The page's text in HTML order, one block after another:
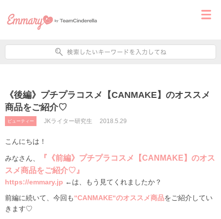
《後編》プチプラコスメ【CANMAKE】のオススメ
商品をご紹介♡
ビューティー JKライター研究生 2018.5.29
こんにちは！
みなさん、
『《前編》プチプラコスメ【CANMAKE】のオス
スメ商品をご紹介♡』
https://emmary.jp ←は、もう見てくれましたか？
前編に続いて、今回も“CANMAKE“のオススメ商品をご紹介してい
きます♡